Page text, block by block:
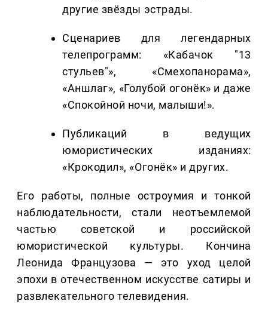
другие звёзды эстрады.
Сценариев для легендарных
телепрограмм: «Кабачок "13
стульев"», «Смехопанорама»,
«Аншлаг», «Голубой огонёк» и даже
«Спокойной ночи, малыши!».
Публикаций в ведущих
юмористических изданиях:
«Крокодил», «Огонёк» и других.
Его работы, полные остроумия и тонкой
наблюдательности, стали неотъемлемой
частью советской и российской
юмористической культуры. Кончина
Леонида Французова — это уход целой
эпохи в отечественном искусстве сатиры и
развлекательного телевидения.